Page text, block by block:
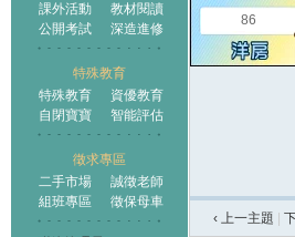
課外活動
教材閱讀
公開考試
深造進修
特殊教育
特殊教育
資優教育
自閉寶寶
智能評估
徵求專區
二手市場
誠徵老師
組班專區
徵保母車
86
‹ 上一主題